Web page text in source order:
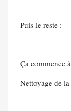
Puis le reste :
Ça commence
Nettoyage de